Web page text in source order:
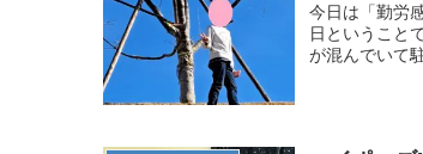
今日は「勤労
日ということ
が混んでいて